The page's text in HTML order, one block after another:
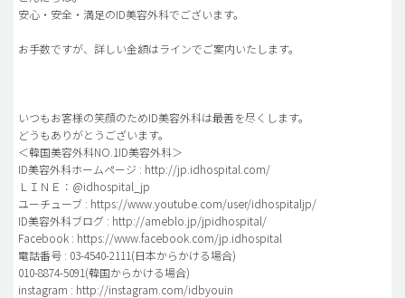
料金一覧
安心・安全・満足のID美容外科でございます。
お手数ですが、詳しい金額はラインでご案内いたします。
いつもお客様の笑顔のためID美容外科は最善を尽くします。
どうもありがとうございます。
＜韓国美容外科NO.1ID美容外科＞
ID美容外科ホームページ : http://jp.idhospital.com/
ＬＩＮＥ：@idhospital_jp
ユーチューブ : https://www.youtube.com/user/idhospitaljp/
ID美容外科ブログ : http://ameblo.jp/jpidhospital/
Facebook : https://www.facebook.com/jp.idhospital
電話番号 : 03-4540-2111(日本からかける場合)
010-8874-5091(韓国からかける場合)
instagram : http://instagram.com/idbyouin